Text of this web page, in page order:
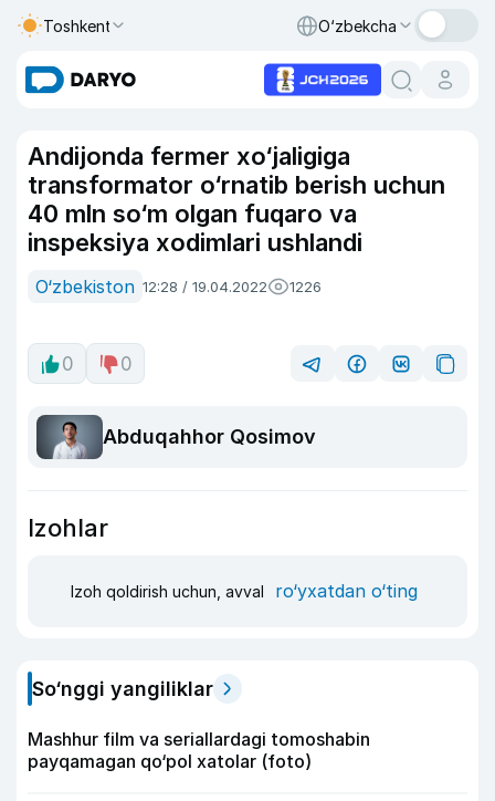
Toshkent O‘zbekcha
Andijonda fermer xo‘jaligiga
transformator o‘rnatib berish uchun
40 mln so‘m olgan fuqaro va
inspeksiya xodimlari ushlandi
O‘zbekiston 12:28 / 19.04.2022 1226
0 0
Abduqahhor Qosimov
Izohlar
Izoh qoldirish uchun, avval ro‘yxatdan o‘ting
So‘nggi yangiliklar
Mashhur film va seriallardagi tomoshabin
payqamagan qo‘pol xatolar (foto)